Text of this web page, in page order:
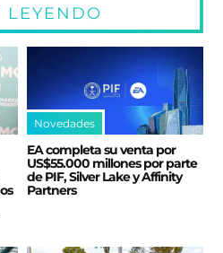
LEYENDO
Novedades
EA completa su venta por
US$55.000 millones por parte
de PIF, Silver Lake y Affinity
Partners